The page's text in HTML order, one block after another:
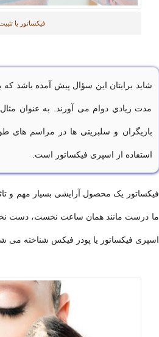
فیکساتور یا
شاید برایتان این سؤال پیش آمده باشد
مدت زيادي دوام می آورند. به عنوان
بازیگران و سلبریتی ها در مراسم های
استفاده از اسپری فیکساتور است.
فیکساتور یک محصول آرایشی بسیار مهم و
ما درست مانند همان ساعت نخست، دست
اسپری فیکساتور یا پودر فیکس شناخته می